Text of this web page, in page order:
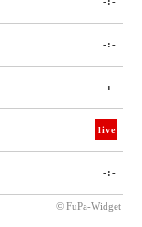
-:-
-:-
live
-:-
© FuPa-Widget